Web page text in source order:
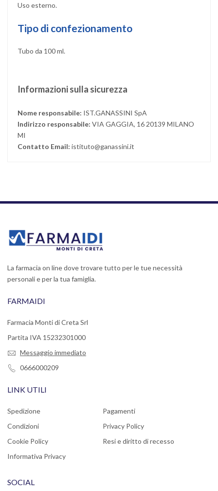
Uso esterno.
Tipo di confezionamento
Tubo da 100 ml.
Informazioni sulla sicurezza
Nome responsabile: IST.GANASSINI SpA
Indirizzo responsabile: VIA GAGGIA, 16 20139 MILANO
MI
Contatto Email: istituto@ganassini.it
La farmacia on line dove trovare tutto per le tue necessità
personali e per la tua famiglia.
FARMAIDI
Farmacia Monti di Creta Srl
Partita IVA 15232301000
Messaggio immediato
0666000209
LINK UTILI
Spedizione
Pagamenti
Condizioni
Privacy Policy
Cookie Policy
Resi e diritto di recesso
Informativa Privacy
SOCIAL